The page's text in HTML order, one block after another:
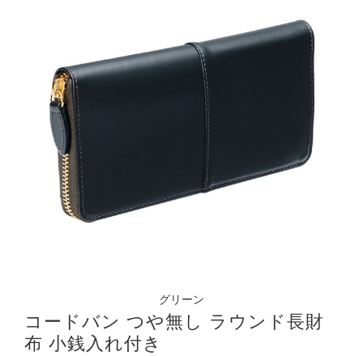
グリーン
コードバン つや無し ラウンド長財
布 小銭入れ付き